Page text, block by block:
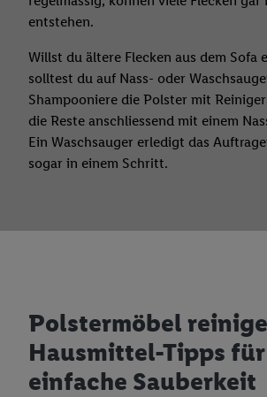
entstehen.
Willst du ältere Flecken aus dem Sofa
solltest du auf Nass- oder
Shampooniere die Polster mit
die Reste anschliessend mit einem
Ein Waschsauger erledigt das
sogar in einem Schritt.
Polstermöbel
Hausmittel-Tipps für
einfache Sauberkeit